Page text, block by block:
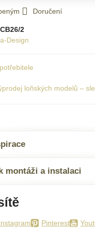
Doručení
2
Design
loňských modelů –
montáži a instalaci
Pinterest